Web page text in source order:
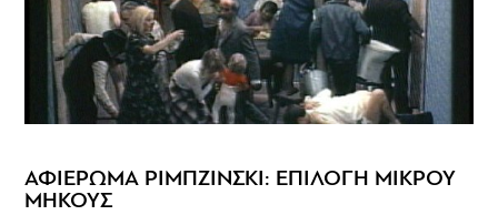
ΑΦΙΕΡΩΜΑ ΡΙΜΠΖΙΝΣΚΙ: ΕΠΙΛΟΓΗ ΜΙΚΡΟΥ
ΜΗΚΟΥΣ